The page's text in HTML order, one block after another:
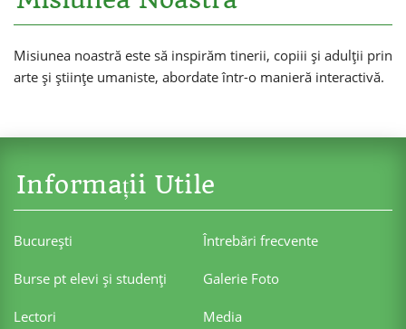
Misiunea noastră este să inspirăm tinerii, copiii și adulții prin
arte și științe umaniste, abordate într-o manieră interactivă.
Informații Utile
Bucureşti Întrebări frecvente
Burse pt elevi şi studenţi Galerie Foto
Lectori Media